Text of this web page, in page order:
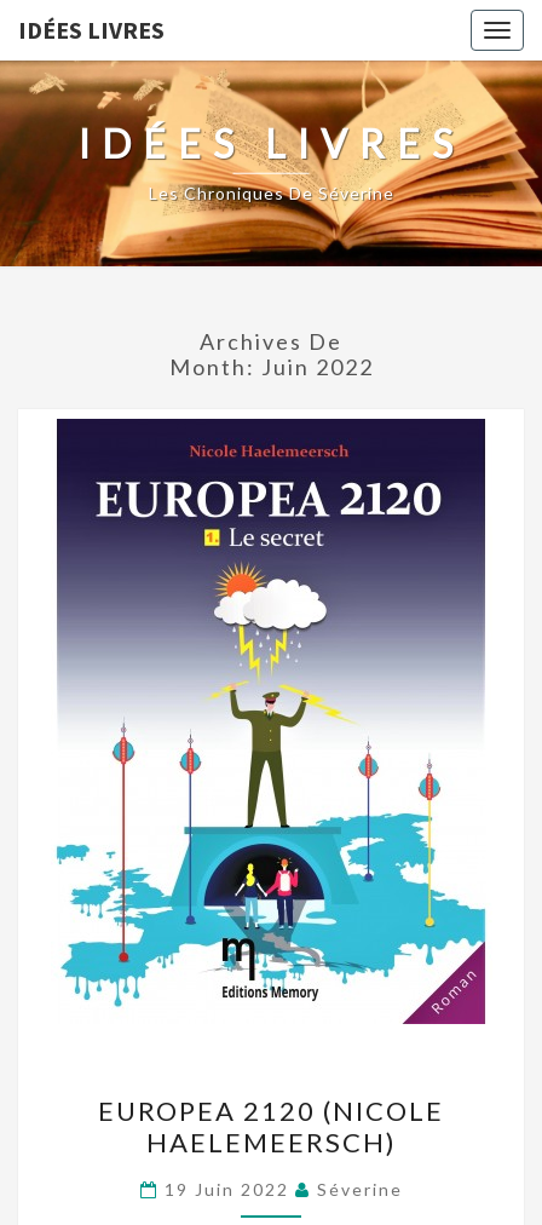
IDÉES LIVRES
IDÉES LIVRES
Les Chroniques De Séverine
Archives De
Month: Juin 2022
2120
(NICOLE
HAELEMEERSCH)
EUROPEA 2120 (NICOLE
HAELEMEERSCH)
19 Juin 2022 Séverine